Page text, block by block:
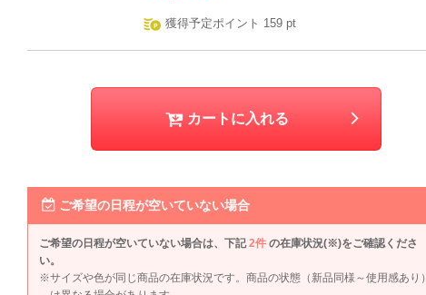
獲得予定ポイント 159 pt
カートに入れる
ご希望の日程が空いていない場合
ご希望の日程が空いていない場合は、下記2件 の在庫状況(※)をご確認くださ
い。
※サイズや色が同じ商品の在庫状況です。商品の状態（新品同様～使用感あり）
6泊7日1,980 6泊7日